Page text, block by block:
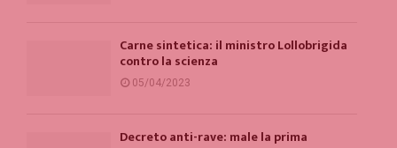
Carne sintetica: il ministro Lollobrigida
contro la scienza
05/04/2023
Decreto anti-rave: male la prima